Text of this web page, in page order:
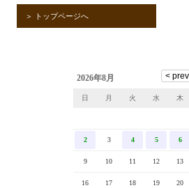
＞ トップページへ
2026年8月
日 月 火 水 木
2 3 4 5 6
9 10 11 12 13
16 17 18 19 20